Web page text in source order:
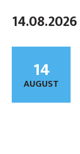
14.08.2026
14
AUGUST